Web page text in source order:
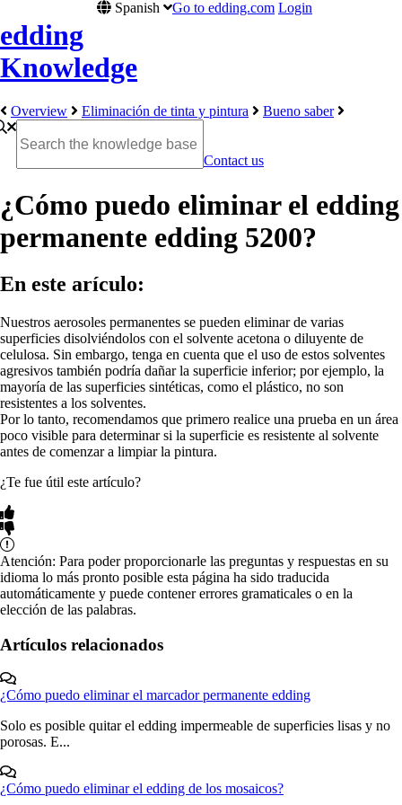
edding
Knowledge
Spanish Go to edding.com Login
Overview Eliminación de tinta y pintura Bueno saber
Contact us
¿Cómo puedo eliminar el edding
permanente edding 5200?
En este arículo:
Nuestros aerosoles permanentes se pueden eliminar de varias
superficies disolviéndolos con el solvente acetona o diluyente de
celulosa. Sin embargo, tenga en cuenta que el uso de estos solventes
agresivos también podría dañar la superficie inferior; por ejemplo, la
mayoría de las superficies sintéticas, como el plástico, no son
resistentes a los solventes.
Por lo tanto, recomendamos que primero realice una prueba en un área
poco visible para determinar si la superficie es resistente al solvente
antes de comenzar a limpiar la pintura.
¿Te fue útil este artículo?
Atención: Para poder proporcionarle las preguntas y respuestas en su
idioma lo más pronto posible esta página ha sido traducida
automáticamente y puede contener errores gramaticales o en la
elección de las palabras.
Artículos relacionados
¿Cómo puedo eliminar el marcador permanente edding
Solo es posible quitar el edding impermeable de superficies lisas y no
porosas. E...
¿Cómo puedo eliminar el edding de los mosaicos?